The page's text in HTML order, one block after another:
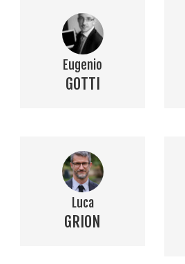
Eugenio
GOTTI
Luca
GRION